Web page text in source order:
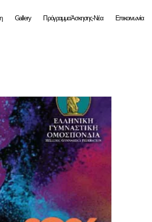
Gallery Πρόγραμμα Άσκησης-Νέα Επικοινωνία